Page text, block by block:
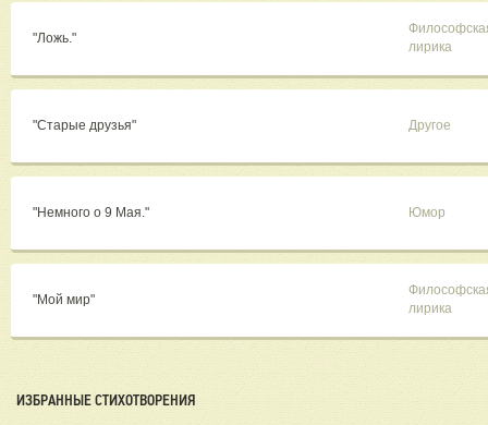
"Ложь."
лирика
"Старые друзья" Другое
"Немного о 9 Мая." Юмор
"Мой мир"
лирика
ИЗБРАННЫЕ СТИХОТВОРЕНИЯ